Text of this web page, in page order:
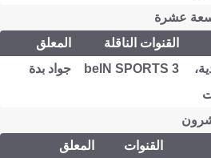
عشرة
القنوات الناقلة
المعلق
beIN SPORTS 3 جواد بدة
القنوات
المعلق